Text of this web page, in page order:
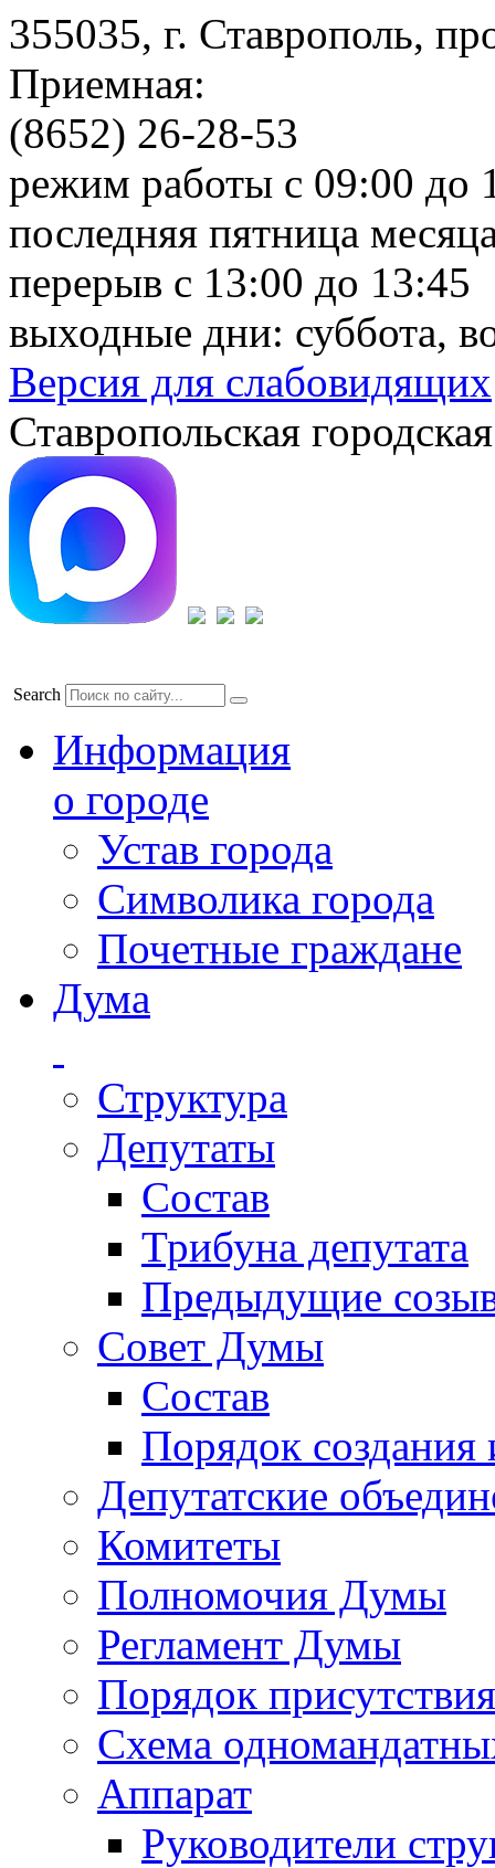
355035, г. Ставрополь,
Приемная:
(8652) 26-28-53
режим работы с 09:00 до
последняя пятница
перерыв с 13:00 до 13:45
выходные дни: суббота,
Версия для слабовидящих
Ставропольская
Search
Информация
о городе
Устав города
Символика города
Почетные граждане
Дума
Структура
Депутаты
Состав
Трибуна депутата
Предыдущие
Совет Думы
Состав
Порядок создания
Депутатские
Комитеты
Полномочия Думы
Регламент Думы
Порядок
Схема
Аппарат
Руководители